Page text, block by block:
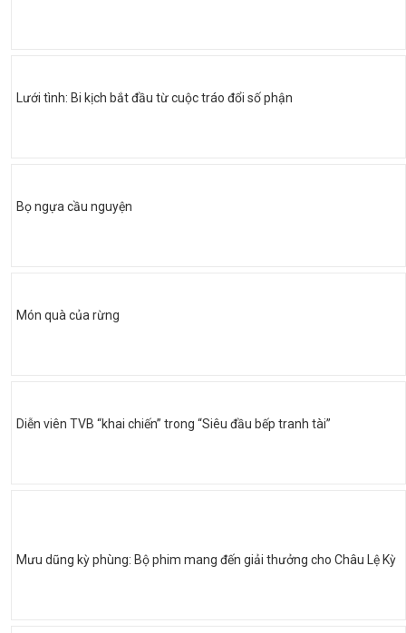
Lưới tình: Bi kịch bắt đầu từ cuộc tráo đổi số phận
Bọ ngựa cầu nguyện
Món quà của rừng
Diễn viên TVB “khai chiến” trong “Siêu đầu bếp tranh tài”
Mưu dũng kỳ phùng: Bộ phim mang đến giải thưởng cho Châu Lệ Kỳ